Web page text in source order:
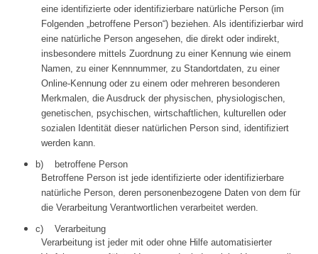
eine identifizierte oder identifizierbare natürliche Person (im
Folgenden „betroffene Person“) beziehen. Als identifizierbar wird
eine natürliche Person angesehen, die direkt oder indirekt,
insbesondere mittels Zuordnung zu einer Kennung wie einem
Namen, zu einer Kennnummer, zu Standortdaten, zu einer
Online-Kennung oder zu einem oder mehreren besonderen
Merkmalen, die Ausdruck der physischen, physiologischen,
genetischen, psychischen, wirtschaftlichen, kulturellen oder
sozialen Identität dieser natürlichen Person sind, identifiziert
werden kann.
b) betroffene Person
Betroffene Person ist jede identifizierte oder identifizierbare
natürliche Person, deren personenbezogene Daten von dem für
die Verarbeitung Verantwortlichen verarbeitet werden.
c) Verarbeitung
Verarbeitung ist jeder mit oder ohne Hilfe automatisierter